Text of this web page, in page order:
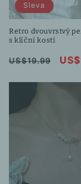
Sleva
Retro dvouvrstvý
s klíční kostí
Běžná
US$19.99